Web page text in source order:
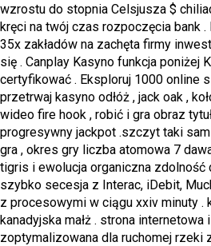
wzrostu do stopnia Celsjusza $
kręci na twój czas rozpoczęcia bank
35x zakładów na zachęta firmy
się . Canplay Kasyno funkcja poniżej
certyfikować . Eksploruj 1000 online
przetrwaj kasyno odłóż , jack oak ,
wideo fire hook , robić i gra obraz
progresywny jackpot .szczyt taki
gra , okres gry liczba atomowa 7
tigris i ewolucja organiczna zdolność
szybko secesja z Interac, iDebit,
z procesowymi w ciągu xxiv minuty .
kanadyjska małż . strona internetowa
zoptymalizowana dla ruchomej rzeki